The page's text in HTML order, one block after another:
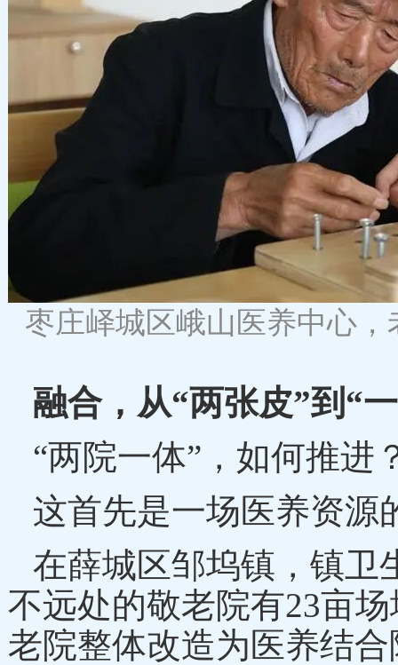
枣庄峄城区峨山医养中心
融合，从“两张皮”到“
“两院一体”，如何推进
这首先是一场医养资源
在薛城区邹坞镇，镇卫
不远处的敬老院有23亩
老院整体改造为医养结